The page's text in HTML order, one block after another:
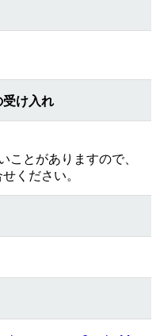
け入れ
とがありますので、
ください。